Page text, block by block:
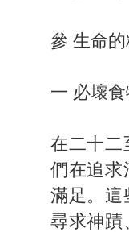
參 生命
一 必壞
在二十二
們在追求
滿足。這
尋求神蹟